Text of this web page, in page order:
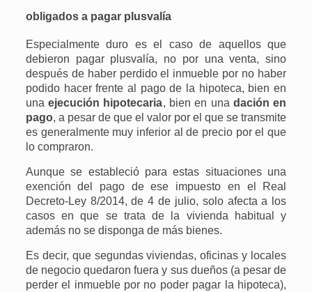
obligados a pagar plusvalía
Especialmente duro es el caso de aquellos que
debieron pagar plusvalía, no por una venta, sino
después de haber perdido el inmueble por no haber
podido hacer frente al pago de la hipoteca, bien en
unaejecución hipotecaria, bien en una dación en
pago, a pesar de que el valor por el que se transmite
es generalmente muy inferior al de precio por el que
lo compraron.
Aunque se estableció para estas situaciones una
exención del pago de ese impuesto en el Real
Decreto-Ley 8/2014, de 4 de julio, solo afecta a los
casos en que se trata de la vivienda habitual y
además no se disponga de más bienes.
Es decir, que segundas viviendas, oficinas y locales
de negocio quedaron fuera y sus dueños (a pesar de
perder el inmueble por no poder pagar la hipoteca),